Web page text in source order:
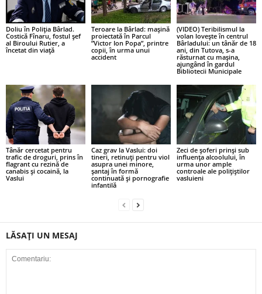
Doliu în Poliția Bârlad.
Costică Fînaru, fostul șef
al Biroului Rutier, a
încetat din viață
Teroare la Bârlad: mașină
proiectată în Parcul
”Victor Ion Popa”, printre
copii, în urma unui
accident
(VIDEO) Teribilismul la
volan lovește în centrul
Bârladului: un tânăr de 18
ani, din Tutova, s-a
răsturnat cu mașina,
ajungând în gardul
Bibliotecii Municipale
Tânăr cercetat pentru
trafic de droguri, prins în
flagrant cu rezină de
canabis și cocaină, la
Vaslui
Caz grav la Vaslui: doi
tineri, retinuți pentru viol
asupra unei minore,
șantaj în formă
continuată și pornografie
infantilă
Zeci de șoferi prinși sub
influența alcoolului, în
urma unor ample
controale ale polițiștilor
vasluieni
LĂSAȚI UN MESAJ